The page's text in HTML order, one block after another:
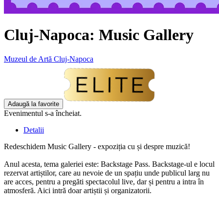
Cluj-Napoca: Music Gallery
Muzeul de Artă Cluj-Napoca
Adaugă la favorite
Evenimentul s-a încheiat.
Detalii
Redeschidem Music Gallery - expoziția cu și despre muzică!
Anul acesta, tema galeriei este: Backstage Pass. Backstage-ul e locul
rezervat artiștilor, care au nevoie de un spațiu unde publicul larg nu
are acces, pentru a pregăti spectacolul live, dar și pentru a intra în
atmosferă. Aici intră doar artiștii și organizatorii.